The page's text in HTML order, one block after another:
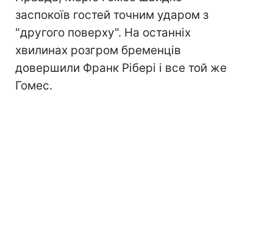
заспокоїв гостей точним ударом з
"другого поверху". На останніх
хвилинах розгром бременців
довершили Франк Рібері і все той же
Гомес.